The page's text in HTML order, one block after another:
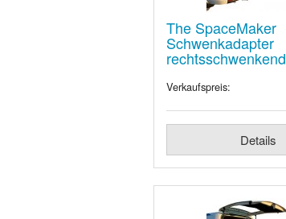
The SpaceMaker
Schwenkadapter
rechtsschwenkend
Verkaufspreis:
Details